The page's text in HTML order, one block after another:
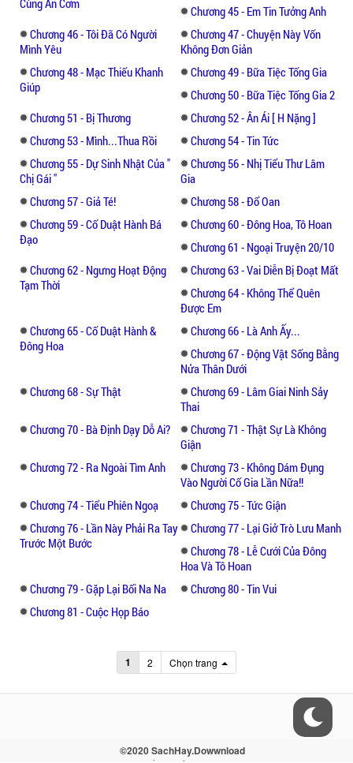
Chương 45 - Em Tin Tưởng Anh
Chương 46 - Tôi Đã Có Người
Mình Yêu
Chương 47 - Chuyện Này Vốn
Không Đơn Giản
Chương 48 - Mạc Thiếu Khanh
Giúp
Chương 49 - Bữa Tiệc Tống Gia
Chương 50 - Bữa Tiệc Tống Gia 2
Chương 51 - Bị Thương
Chương 52 - Ân Ái [ H Nặng ]
Chương 53 - Mình...thua Rồi
Chương 54 - Tin Tức
Chương 55 - Dự Sinh Nhật Của "
Chị Gái "
Chương 56 - Nhị Tiểu Thư Lâm
Gia
Chương 57 - Giả Té!
Chương 58 - Đổ Oan
Chương 59 - Cố Duật Hành Bá
Đạo
Chương 60 - Đông Hoa, Tô Hoan
Chương 61 - Ngoại Truyện 20/10
Chương 62 - Ngưng Hoạt Động
Tạm Thời
Chương 63 - Vai Diễn Bị Đoạt Mất
Chương 64 - Không Thể Quên
Được Em
Chương 65 - Cố Duật Hành &
Đông Hoa
Chương 66 - Là Anh Ấy...
Chương 67 - Động Vật Sống Bằng
Nửa Thân Dưới
Chương 68 - Sự Thật
Chương 69 - Lâm Giai Ninh Sảy
Thai
Chương 70 - Bà Định Dạy Dỗ Ai?
Chương 71 - Thật Sự Là Không
Giận
Chương 72 - Ra Ngoài Tìm Anh
Chương 73 - Không Dám Đụng
Vào Người Cố Gia Lần Nữa!!
Chương 74 - Tiểu Phiên Ngoạ
Chương 75 - Tức Giận
Chương 76 - Lần Này Phải Ra Tay
Trước Một Bước
Chương 77 - Lại Giở Trò Lưu Manh
Chương 78 - Lễ Cưới Của Đông
Hoa Và Tô Hoan
Chương 79 - Gặp Lại Bối Na Na
Chương 80 - Tin Vui
Chương 81 - Cuộc Họp Báo
1 2 Chọn trang
©2020 SachHay.Dowwnload